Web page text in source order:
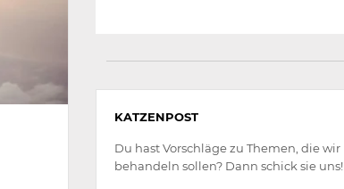
werden
KATZENPOST
Du hast Vorschläge zu Themen, die wir
behandeln sollen? Dann schick sie uns!